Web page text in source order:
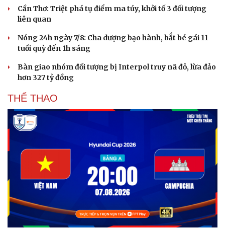
Kể chuyện cho bé
Hạt giống tâm hồn
Cần Thơ: Triệt phá tụ điểm ma túy, khởi tố 3 đối tượng
liên quan
Nóng 24h ngày 7/8: Cha dượng bạo hành, bắt bé gái 11
tuổi quỳ đến 1h sáng
Bàn giao nhóm đối tượng bị Interpol truy nã đỏ, lừa đảo
hơn 327 tỷ đồng
THỂ THAO